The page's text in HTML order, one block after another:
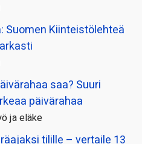
Suomen Kiinteistölehteä
saa? Suuri
päivärahaa
ja eläke
tilille – vertaile 13